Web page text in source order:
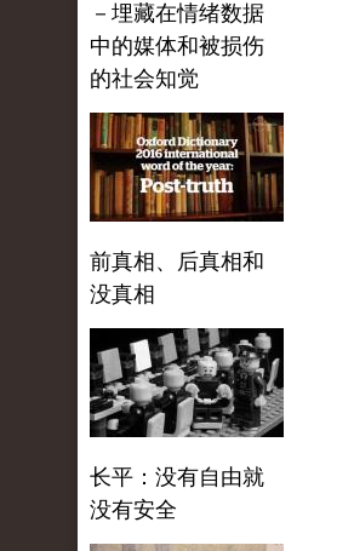
－埋藏在情绪数据
中的媒体和被损伤
的社会知觉
前真相、后真相和
没真相
长平：没有自由就
没有安全